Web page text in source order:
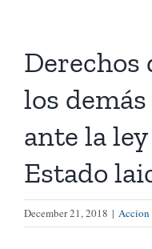
Cómo Donar
Derechos
los
ante la
Estado
December 21, 2018 |